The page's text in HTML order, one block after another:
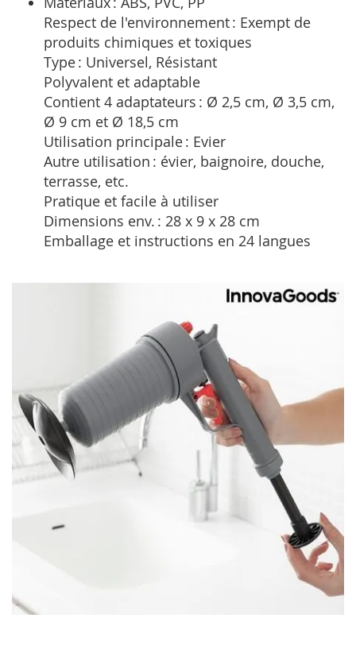
Respect de l'environnement : Exempt de
produits chimiques et toxiques
Type : Universel, Résistant
Polyvalent et adaptable
Contient 4 adaptateurs : Ø 2,5 cm, Ø 3,5 cm,
Ø 9 cm et Ø 18,5 cm
Utilisation principale : Evier
Autre utilisation : évier, baignoire, douche,
terrasse, etc.
Pratique et facile à utiliser
Dimensions env. : 28 x 9 x 28 cm
Emballage et instructions en 24 langues